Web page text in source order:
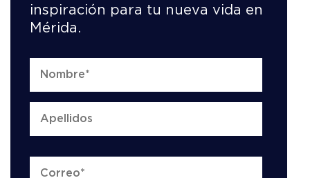
inspiración para tu nueva vida en
Mérida.